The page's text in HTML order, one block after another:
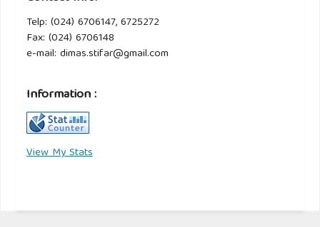
Telp: (024) 6706147, 6725272
Fax: (024) 6706148
e-mail: dimas.stifar@gmail.com
Information :
View My Stats